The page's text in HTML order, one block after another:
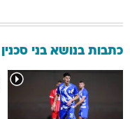
כתבות בנושא בני סכנין